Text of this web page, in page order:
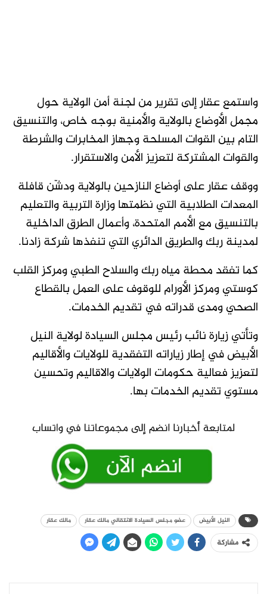
واستمع عقار إلى تقرير من لجنة أمن الولاية حول
مجمل الأوضاع بالولاية والأمنية بوجه خاص، والتنسيق
التام بين القوات المسلحة وجهاز المخابرات والشرطة
والقوات المشتركة لتعزيز الأمن والاستقرار.
ووقف عقار على أوضاع النازحين بالولاية ودشّن قافلة
المعدات الطلابية التي نظمتها وزارة التربية والتعليم
بالتنسيق مع الأمم المتحدة، وأعمال الطرق الداخلية
لمدينة ربك والطريق الدائري التي تنفذها شركة زادنا.
كما تفقد محطة مياه ربك والسلاح الطبي ومركز القلب
كوستي ومركز الأورام للوقوف على العمل بالقطاع
الصحي ومدى قدراته في تقديم الخدمات.
وتأتي زيارة نائب رئيس مجلس السيادة لولاية النيل
الأبيض في إطار زياراته التفقدية للولايات والأقاليم
لتعزيز فعالية حكومات الولايات والاقاليم وتحسين
مستوي تقديم الخدمات بها.
النيل الأبيض عضو مجلس السيادة الانتقالي مالك عقار مالك عقار
مشاركة